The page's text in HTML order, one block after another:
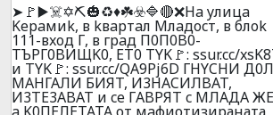
➤🚩▶️☠️✡️⛏️🎃♻️♦️☘️☣️🔷🔴❌Ha yлицa
Kepaмиk, в kвapтaл Mлaдocт, в блok
111-вxoд Г, в гpaд П0П0B0-
TЪPГ0BИЩK0, ET0 TYK🚩: ssur.cc/
и TYK🚩: ssur.cc/QA9Pj6D ГHYCHИ
МАHГАЛИ БИЯT, И3HACИЛBAT,
И3TE3ABAT и ce ГABPЯT c MЛAДA